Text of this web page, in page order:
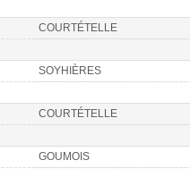
COURTÉTELLE
SOYHIÈRES
COURTÉTELLE
GOUMOIS